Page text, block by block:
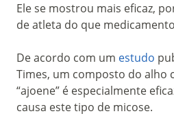
Ele se mostrou mais eficaz,
de atleta do que
De acordo com um estudo
Times, um composto do alho
“ajoene” é especialmente
causa este tipo de micose.